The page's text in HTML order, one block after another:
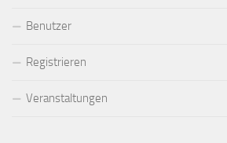
Benutzer
Registrieren
Veranstaltungen